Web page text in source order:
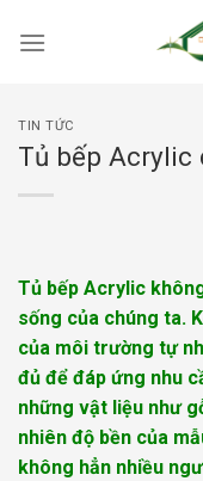
TIN TỨC
Tủ bếp Acrylic
Tủ bếp Acrylic
sống của chúng ta.
của môi trường tự
đủ để đáp ứng nhu
những vật liệu như
nhiên độ bền của
không hẳn nhiều